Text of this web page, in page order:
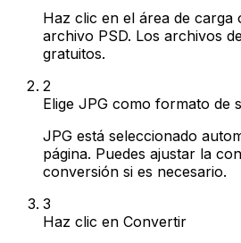
Haz clic en el área de
archivo PSD. Los archivos
gratuitos.
2
Elige JPG como formato de
JPG está seleccionado
página. Puedes ajustar la
conversión si es necesario.
3
Haz clic en Convertir